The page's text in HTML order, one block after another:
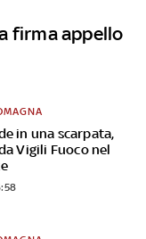
firma appello
in una scarpata,
Vigili Fuoco nel